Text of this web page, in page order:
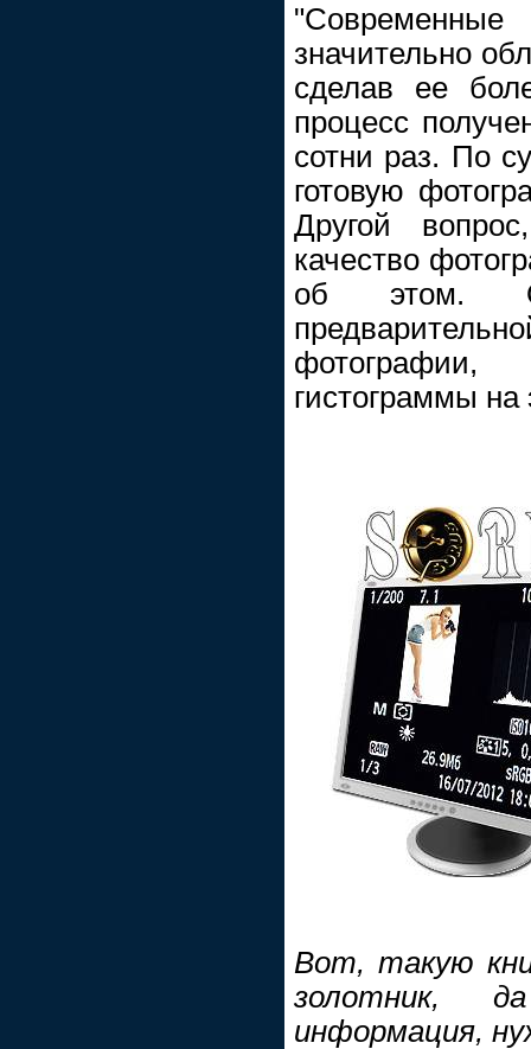
значительно
сделав ее
процесс
сотни раз. По
готовую
Другой
качество
об этом.
гистограммы
Вот, такую
золотник,
информация,